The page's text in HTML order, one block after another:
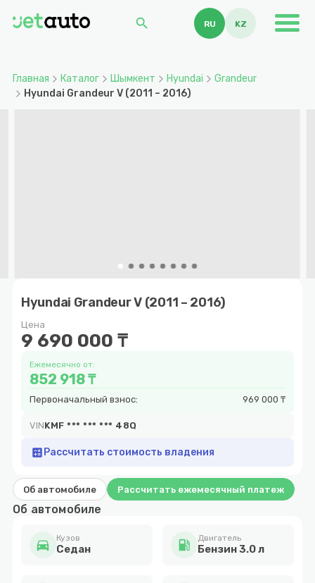
search RU KZ
Главная Каталог Шымкент Hyundai
Grandeur
Hyundai Grandeur V (2011 – 2016)
Hyundai Grandeur V (2011 – 2016)
Цена
9 690 000 ₸
Ежемесячно от:
852 918 ₸
Первоначальный взнос: 969 000 ₸
VINKMF *** *** *** 48Q
calculate Рассчитать стоимость владения
Об автомобиле Рассчитать ежемесячный платеж
Об автомобиле
directions_car Кузов
Cедан local_gas_station Двигатель
Бензин 3.0 л